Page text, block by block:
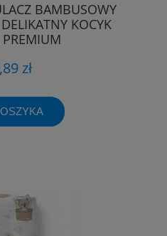
BAMBUSOWY
KOCYK
PREMIUM
zł